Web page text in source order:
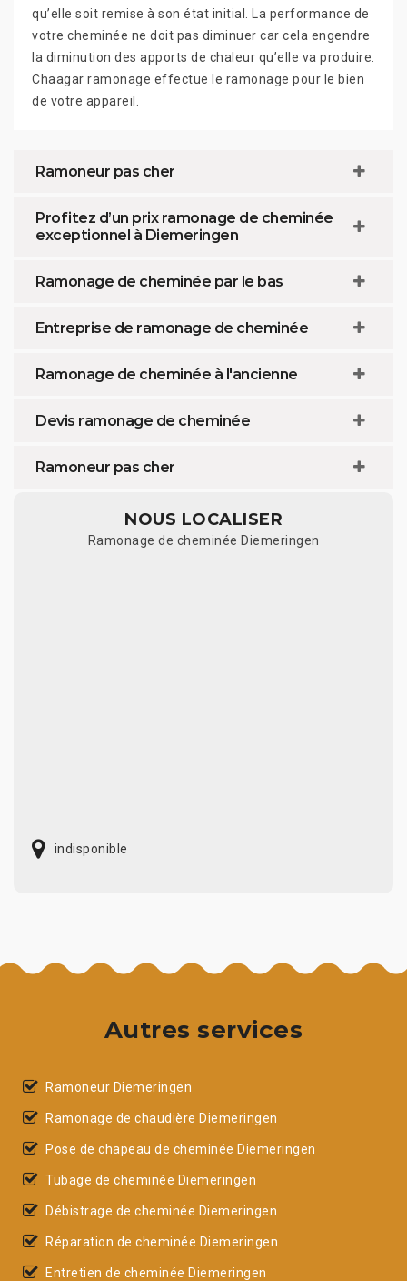
qu’elle soit remise à son état initial. La performance de
votre cheminée ne doit pas diminuer car cela engendre
la diminution des apports de chaleur qu’elle va produire.
Chaagar ramonage effectue le ramonage pour le bien
de votre appareil.
Ramoneur pas cher
Profitez d’un prix ramonage de cheminée
exceptionnel à Diemeringen
Ramonage de cheminée par le bas
Entreprise de ramonage de cheminée
Ramonage de cheminée à l'ancienne
Devis ramonage de cheminée
Ramoneur pas cher
NOUS LOCALISER
Ramonage de cheminée Diemeringen
indisponible
Autres services
Ramoneur Diemeringen
Ramonage de chaudière Diemeringen
Pose de chapeau de cheminée Diemeringen
Tubage de cheminée Diemeringen
Débistrage de cheminée Diemeringen
Réparation de cheminée Diemeringen
Entretien de cheminée Diemeringen